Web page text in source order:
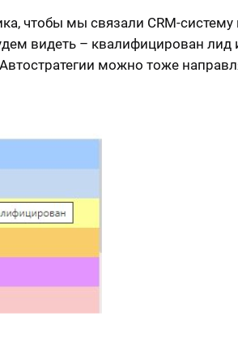
чтобы мы связали CRM-систему
видеть – квалифицирован лид
можно тоже